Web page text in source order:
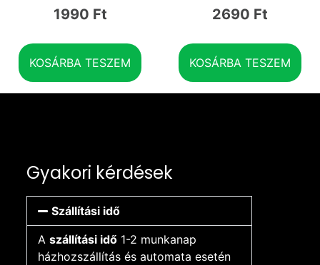
1990 Ft
KOSÁRBA TESZEM
2690 Ft
KOSÁRBA TESZEM
Gyakori kérdések
Szállítási idő
A szállítási idő 1-2 munkanap
házhozszállítás és automata esetén